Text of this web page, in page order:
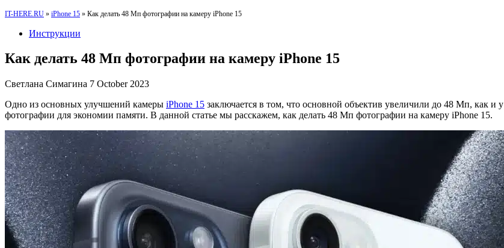
IT-HERE.RU » iPhone 15 » Как делать 48 Мп фотографии на камеру iPhone 15
Инструкции
Как делать 48 Мп фотографии на камеру iPhone 15
Светлана Симагина 7 October 2023
Одно из основных улучшений камеры iPhone 15 заключается в том, что основной объектив увеличили до 48 Мп, как и у
фотографии для экономии памяти. В данной статье мы расскажем, как делать 48 Мп фотографии на камеру iPhone 15.